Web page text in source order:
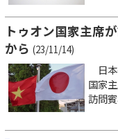
トゥオン国家主席
から (23/11/14)
日本
国家
訪問